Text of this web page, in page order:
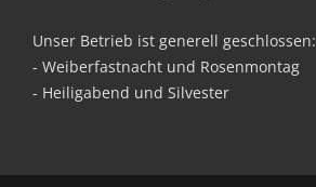
Unser Betrieb ist generell geschlossen:
- Weiberfastnacht und Rosenmontag
- Heiligabend und Silvester